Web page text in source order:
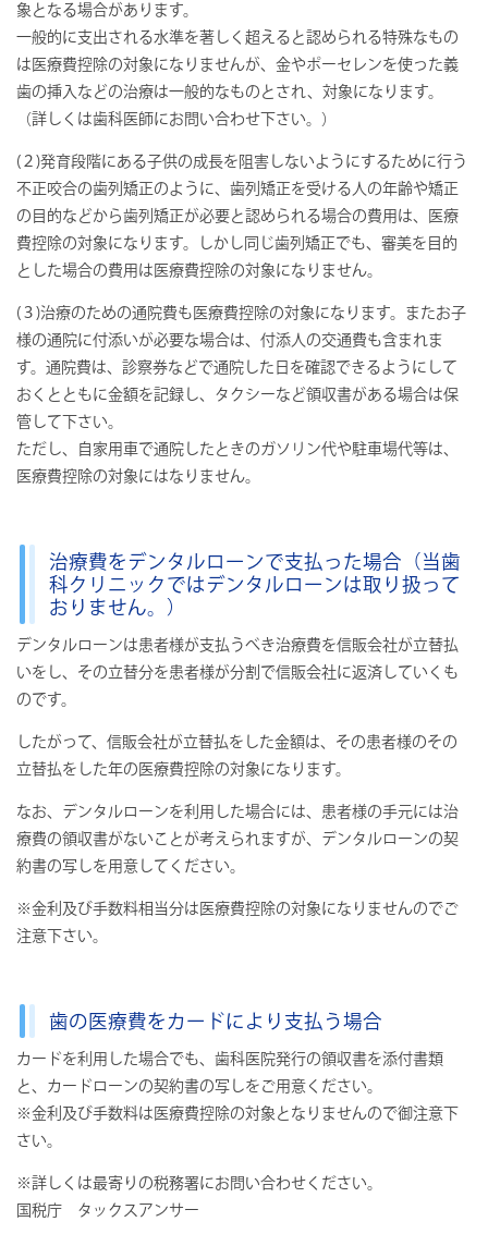
象となる場合があります。
一般的に支出される水準を著しく超えると認められる特殊なもの
は医療費控除の対象になりませんが、金やポーセレンを使った義
歯の挿入などの治療は一般的なものとされ、対象になります。
（詳しくは歯科医師にお問い合わせ下さい。）
(２)発育段階にある子供の成長を阻害しないようにするために行う
不正咬合の歯列矯正のように、歯列矯正を受ける人の年齢や矯正
の目的などから歯列矯正が必要と認められる場合の費用は、医療
費控除の対象になります。しかし同じ歯列矯正でも、審美を目的
とした場合の費用は医療費控除の対象になりません。
(３)治療のための通院費も医療費控除の対象になります。またお子
様の通院に付添いが必要な場合は、付添人の交通費も含まれま
す。通院費は、診察券などで通院した日を確認できるようにして
おくとともに金額を記録し、タクシーなど領収書がある場合は保
管して下さい。
ただし、自家用車で通院したときのガソリン代や駐車場代等は、
医療費控除の対象にはなりません。
治療費をデンタルローンで支払った場合（当歯
科クリニックではデンタルローンは取り扱って
おりません。）
デンタルローンは患者様が支払うべき治療費を信販会社が立替払
いをし、その立替分を患者様が分割で信販会社に返済していくも
のです。
したがって、信販会社が立替払をした金額は、その患者様のその
立替払をした年の医療費控除の対象になります。
なお、デンタルローンを利用した場合には、患者様の手元には治
療費の領収書がないことが考えられますが、デンタルローンの契
約書の写しを用意してください。
※金利及び手数料相当分は医療費控除の対象になりませんのでご
注意下さい。
歯の医療費をカードにより支払う場合
カードを利用した場合でも、歯科医院発行の領収書を添付書類
と、カードローンの契約書の写しをご用意ください。
※金利及び手数料は医療費控除の対象となりませんので御注意下
さい。
※詳しくは最寄りの税務署にお問い合わせください。
国税庁 タックスアンサー